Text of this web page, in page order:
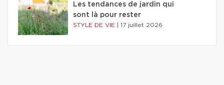
Les tendances de jardin qui
sont là pour rester
STYLE DE VIE 17 juillet 2026